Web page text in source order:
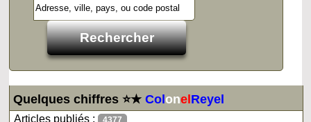
Quelques chiffres ⭐★ColonelReyel
Articles publiés : 4377